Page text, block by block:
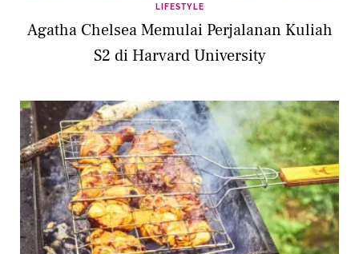
LIFESTYLE
Agatha Chelsea Memulai Perjalanan Kuliah
S2 di Harvard University